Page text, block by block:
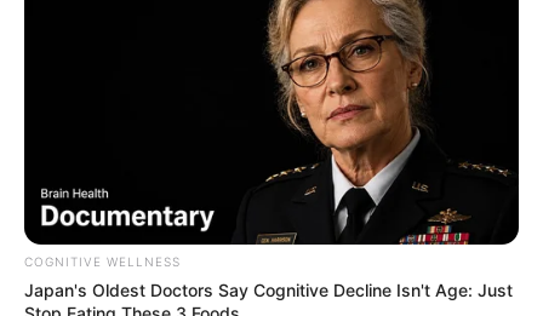
COGNITIVE WELLNESS
Japan's Oldest Doctors Say Cognitive Decline Isn't Age: Just